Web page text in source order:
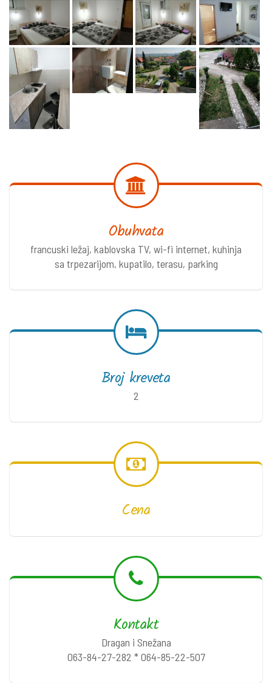
Obuhvata
francuski ležaj, kablovska TV, wi-fi internet, kuhinja
sa trpezarijom, kupatilo, terasu, parking
Broj kreveta
2
Cena
Kontakt
Dragan i Snežana
063-84-27-282 * 064-85-22-507